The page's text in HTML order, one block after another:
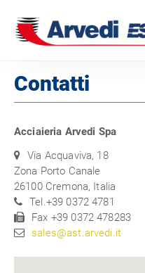
Contatti
Acciaieria Arvedi Spa
Via Acquaviva, 18
Zona Porto Canale
26100 Cremona, Italia
Tel.+39 0372 4781
Fax +39 0372 478283
sales@ast.arvedi.it